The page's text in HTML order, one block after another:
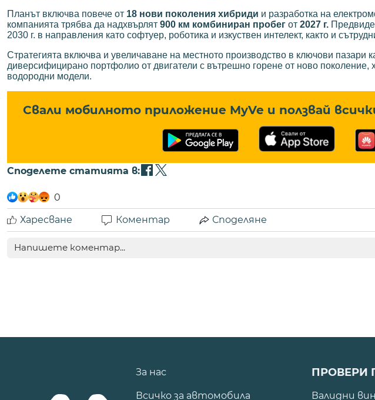
Планът включва повече от 18 нови поколения хибриди и разработка на
компанията трябва да надхвърлят 900 км комбиниран пробег от 2027 г.
2030 г. в направления като софтуер, роботика и изкуствен интелект, както и
Стратегията включва и увеличаване на местното производство в ключови
диверсифицирано портфолио от двигатели с вътрешно горене от ново поколение,
водородни модели.
Свали мобилното приложение MyVe и ползвай
Споделете статията в:
0
Харесване
Коментар Споделяне
За нас
Всичко за автомобила
ПРОВЕРИ
Валидни